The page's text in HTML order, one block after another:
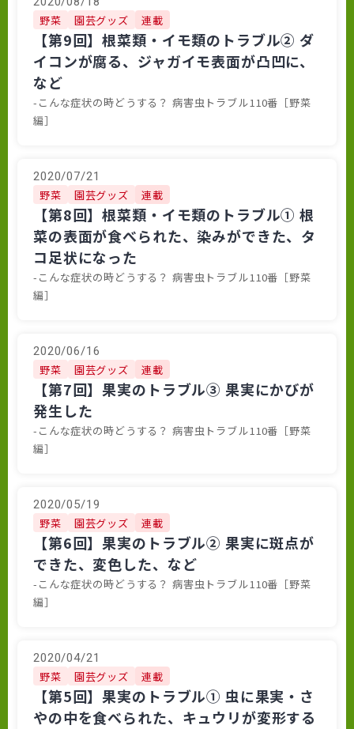
野菜 園芸グッズ 連載
【第9回】根菜類・イモ類のトラブル② ダ
イコンが腐る、ジャガイモ表面が凸凹に、
など
-こんな症状の時どうする？ 病害虫トラブル110番［野菜
編］
2020/07/21
野菜 園芸グッズ 連載
【第8回】根菜類・イモ類のトラブル① 根
菜の表面が食べられた、染みができた、タ
コ足状になった
-こんな症状の時どうする？ 病害虫トラブル110番［野菜
編］
2020/06/16
野菜 園芸グッズ 連載
【第7回】果実のトラブル③ 果実にかびが
発生した
-こんな症状の時どうする？ 病害虫トラブル110番［野菜
編］
2020/05/19
野菜 園芸グッズ 連載
【第6回】果実のトラブル② 果実に斑点が
できた、変色した、など
-こんな症状の時どうする？ 病害虫トラブル110番［野菜
編］
2020/04/21
野菜 園芸グッズ 連載
【第5回】果実のトラブル① 虫に果実・さ
やの中を食べられた、キュウリが変形する